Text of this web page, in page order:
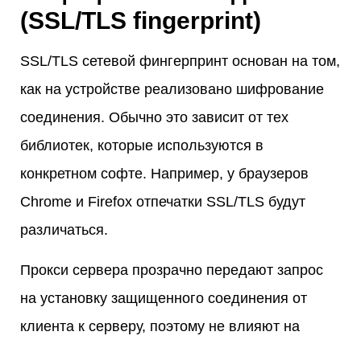
(SSL/TLS fingerprint)
SSL/TLS сетевой фингерпринт основан на том,
как на устройстве реализовано шифрование
соединения. Обычно это зависит от тех
библиотек, которые используются в
конкретном софте. Например, у браузеров
Chrome и Firefox отпечатки SSL/TLS будут
различаться.
Прокси сервера прозрачно передают запрос
на установку защищенного соединения от
клиента к серверу, поэтому не влияют на